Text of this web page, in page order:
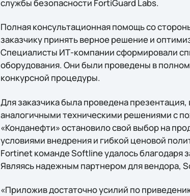
службы безопасности FortiGuard Labs.
Полная консультационная помощь со
заказчику принять верное решение и
Специалисты ИТ-компании сформировали
оборудования. Они были проведены в
конкурсной процедуры.
Для заказчика была проведена
аналогичными техническими решениями с
«Конданефти» остановило свой выбор на
условиями внедрения и гибкой ценовой
Fortinet команде Softline удалось благодаря
Являясь надежным партнером для вендора,
«Приложив достаточно усилий по